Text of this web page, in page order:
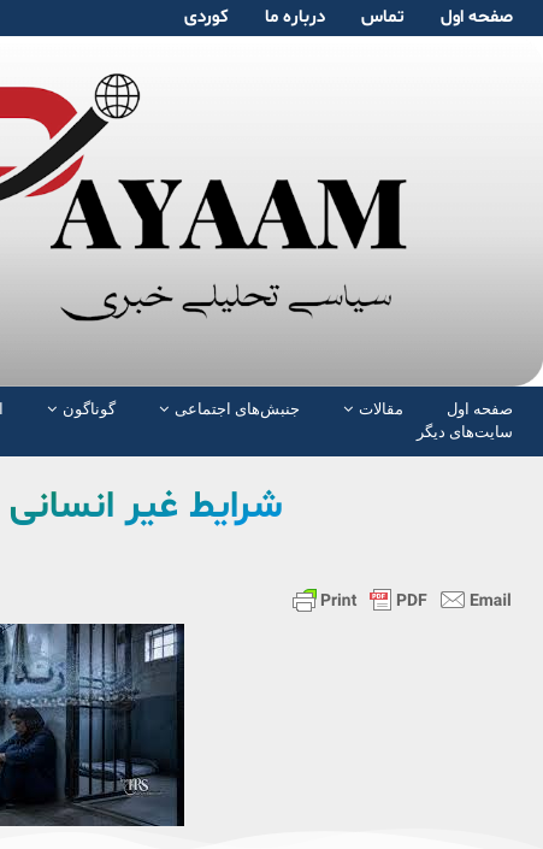
صفحە اول تماس دربارە ما کوردی
صفحە اول مقالات جنبش‌های اجتماعی گوناگون
سایت‌های دیگر
شرایط غیر انسانی